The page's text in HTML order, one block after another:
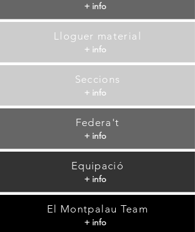
+ info
Lloguer material
+ info
Seccions
+ info
Federa't
+ info
Equipació
+ info
El Montpalau Team
+ info